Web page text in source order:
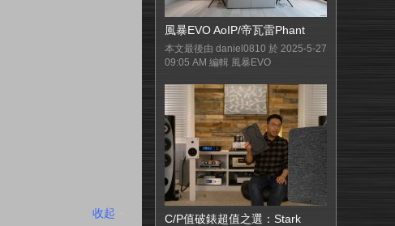
收起
風暴EVO AoIP/帝瓦雷Phant
本文最後由 daniel0810 於 2025-5-27
09:05 AM 編輯 風暴EVO
C/P值破錶超值之選：Stark